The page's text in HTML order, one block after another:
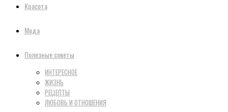
Красота
Мода
Полезные советы
ИНТЕРЕСНОЕ
ЖИЗНЬ
РЕЦЕПТЫ
ЛЮБОВЬ И ОТНОШЕНИЯ